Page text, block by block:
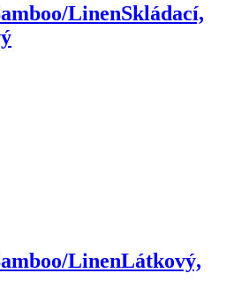
LinenSkládací,
LinenLátkový,